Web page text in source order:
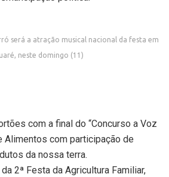
será a atração musical nacional da festa em
neste domingo (11)
com a final do “Concurso a Voz
Alimentos com participação de
da nossa terra.
2ª Festa da Agricultura Familiar,